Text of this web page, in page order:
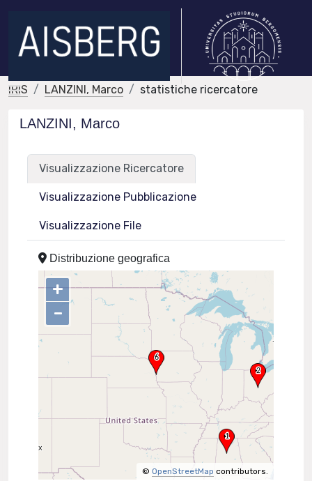
IRIS LANZINI, Marco statistiche ricercatore
LANZINI, Marco
Visualizzazione Ricercatore
Visualizzazione Pubblicazione
Visualizzazione File
Distribuzione geografica
+
–
© OpenStreetMap contributors.